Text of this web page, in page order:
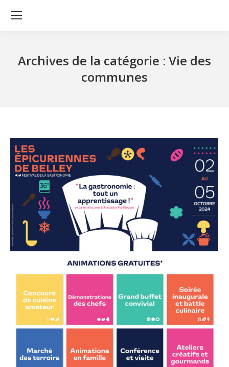
Archives de la catégorie : Vie des
communes